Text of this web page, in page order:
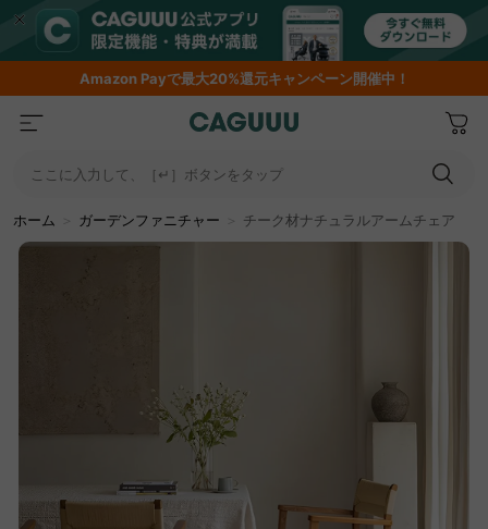
AmazonPayで最大20%還元キャンペーン開催中！
ここに入力して、［↵］ボタンをタップ
ホーム ガーデンファニチャー チーク材ナチュラルアームチェア